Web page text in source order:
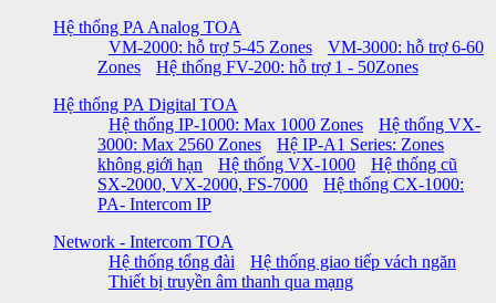
Hệ thống PA Analog TOA
VM-2000: hỗ trợ 5-45 Zones
VM-3000: hỗ trợ 6-60
Zones
Hệ thống FV-200: hỗ trợ 1 - 50Zones
Hệ thống PA Digital TOA
Hệ thống IP-1000: Max 1000 Zones
Hệ thống VX-
3000: Max 2560 Zones
Hệ IP-A1 Series: Zones
không giới hạn
Hệ thống VX-1000
Hệ thống cũ
SX-2000, VX-2000, FS-7000
Hệ thống CX-1000:
PA- Intercom IP
Network - Intercom TOA
Hệ thống tổng đài
Hệ thống giao tiếp vách ngăn
Thiết bị truyền âm thanh qua mạng